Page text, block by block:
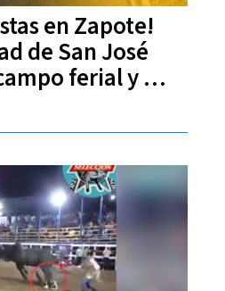
en Zapote!
de San José
ferial y el